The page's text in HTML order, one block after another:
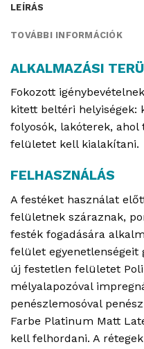
LEÍRÁS
TOVÁBBI INFORMÁCIÓK
ALKALMAZÁSI
Fokozott
kitett beltéri helyiségek:
folyosók, lakóterek,
felületet kell kialakítani.
FELHASZNÁLÁS
A festéket használat
felületnek száraznak,
festék fogadására
felület egyenetlenségeit
új festetlen felületet
mélyalapozóval
penészlemosóval
Farbe Platinum Matt
kell felhordani. A